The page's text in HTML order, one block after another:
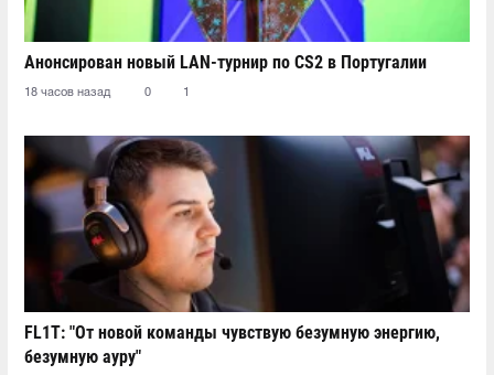
Анонсирован новый LAN-турнир по CS2 в Португалии
18 часов назад 0 1
FL1T: "От новой команды чувствую безумную энергию,
безумную ауру"